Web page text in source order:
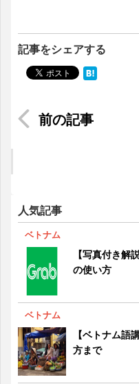
記事をシェアする
ホーチミンで始め
ホーチミン市民を守
人気記事
ベトナム
【写真付き解
の使い方
ベトナム
【ベトナム語
方まで